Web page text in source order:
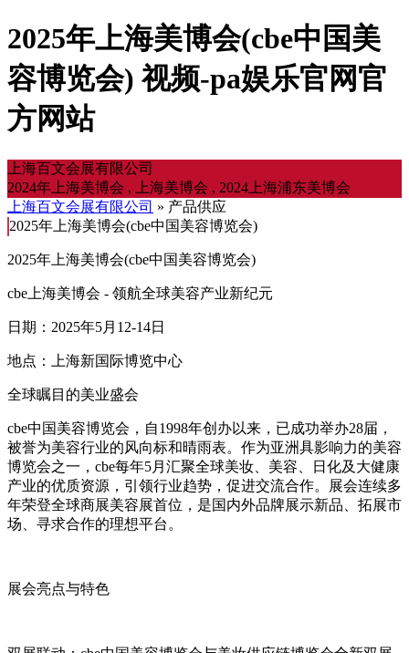
2025年上海美博会(cbe中国美
容博览会) 视频-pa娱乐官网官
方网站
上海百文会展有限公司
2024年上海美博会 , 上海美博会 , 2024上海浦东美博会
上海百文会展有限公司 » 产品供应
2025年上海美博会(cbe中国美容博览会)
2025年上海美博会(cbe中国美容博览会)
cbe上海美博会 - 领航全球美容产业新纪元
日期：2025年5月12-14日
地点：上海新国际博览中心
全球瞩目的美业盛会
cbe中国美容博览会，自1998年创办以来，已成功举办28届，
被誉为美容行业的风向标和晴雨表。作为亚洲具影响力的美容
博览会之一，cbe每年5月汇聚全球美妆、美容、日化及大健康
产业的优质资源，引领行业趋势，促进交流合作。展会连续多
年荣登全球商展美容展首位，是国内外品牌展示新品、拓展市
场、寻求合作的理想平台。
展会亮点与特色